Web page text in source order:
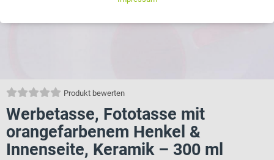
Produkt bewerten
Werbetasse, Fototasse mit
orangefarbenem Henkel &
Innenseite, Keramik – 300 ml